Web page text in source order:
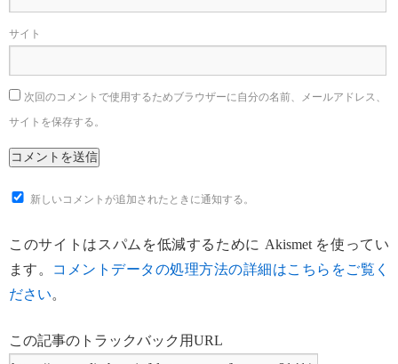
サイト
次回のコメントで使用するためブラウザーに自分の名前、メールアドレス、
サイトを保存する。
新しいコメントが追加されたときに通知する。
このサイトはスパムを低減するために Akismet を使ってい
ます。 コメントデータの処理方法の詳細はこちらをご覧く
ださい。
この記事のトラックバック用URL